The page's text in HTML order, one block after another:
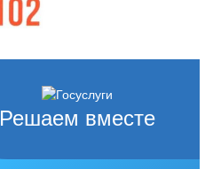
Решаем вместе